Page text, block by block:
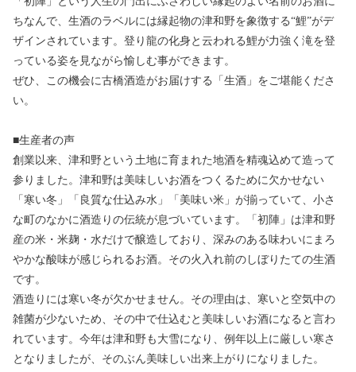
ちなんで、生酒のラベルには縁起物の津和野を象徴する“鯉”がデ
ザインされています。登り龍の化身と云われる鯉が力強く滝を登
っている姿を見ながら愉しむ事ができます。
ぜひ、この機会に古橋酒造がお届けする「生酒」をご堪能くださ
い。
■生産者の声
創業以来、津和野という土地に育まれた地酒を精魂込めて造って
参りました。津和野は美味しいお酒をつくるために欠かせない
「寒い冬」「良質な仕込み水」「美味い米」が揃っていて、小さ
な町のなかに酒造りの伝統が息づいています。「初陣」は津和野
産の米・米麹・水だけで醸造しており、深みのある味わいにまろ
やかな酸味が感じられるお酒。その火入れ前のしぼりたての生酒
です。
酒造りには寒い冬が欠かせません。その理由は、寒いと空気中の
雑菌が少ないため、その中で仕込むと美味しいお酒になると言わ
れています。今年は津和野も大雪になり、例年以上に厳しい寒さ
となりましたが、そのぶん美味しい出来上がりになりました。